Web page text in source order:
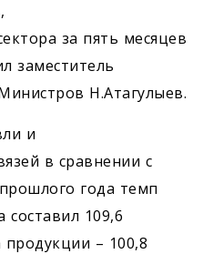
за пять месяцев
заместитель
Н.Атагулыев.
и
в сравнении с
года темп
составил 109,6
– 100,8